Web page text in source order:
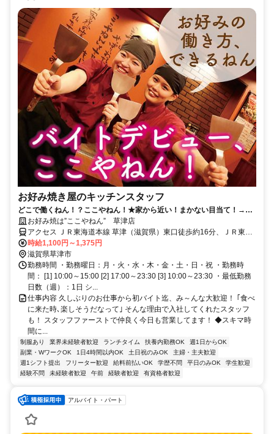
お好み焼き屋のキッチンスタッフ
どこで働くねん！？ここやねん！★家から近い！まかない目当て！→ど
んな志望動機も大歓迎♪
お好み焼は”ここやねん” 草津店
アクセス ＪＲ東海道本線 草津（滋賀県）東口徒歩約16分、ＪＲ東海
道本線 南草津東口徒歩約36分 東草津（近江鉄道バス）より徒歩3分
時給1,100円～1,375円
滋賀県草津市
勤務時間 ・勤務曜日：月・火・水・木・金・土・日・祝 ・勤務時
間： [1] 10:00～15:00 [2] 17:00～23:30 [3] 10:00～23:30 ・最低勤務
日数（週）：1日 シ...
仕事内容 久しぶりのお仕事から初バイト迄、み～んな大歓迎！ ｢食べ
に来た時､楽しそうだなって｣ そんな理由で入社してくれたスタッフ
も！ スタッフファーストで仲良く今日も営業してます！ ◆スキマ時
間に...
制服あり 業界未経験者歓迎 ランチタイム 扶養内勤務OK
週1日からOK
副業・WワークOK
1日4時間以内OK 土日祝のみOK
主婦・主夫歓迎
週1シフト提出
フリーター歓迎 給料前払いOK 学歴不問 平日のみOK
学生歓迎
経験不問
未経験者歓迎 午前 経験者歓迎 有資格者歓迎
アルバイト・パート